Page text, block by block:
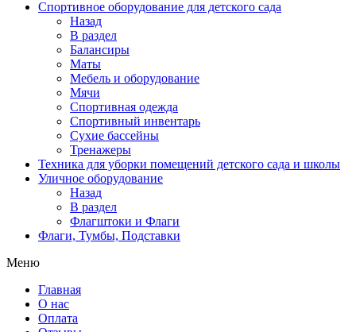
Спортивное оборудование для детского сада
Назад
В раздел
Балансиры
Маты
Мебель и оборудование
Мячи
Спортивная одежда
Спортивный инвентарь
Сухие бассейны
Тренажеры
Техника для уборки помещений детского сада и школы
Уличное оборудование
Назад
В раздел
Флагштоки и Флаги
Флаги, Тумбы, Подставки
Меню
Главная
О нас
Оплата